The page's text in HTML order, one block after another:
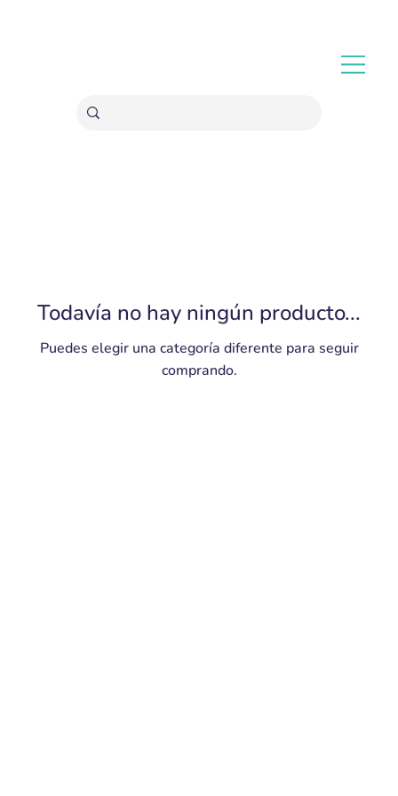
Todavía no hay ningún producto...
Puedes elegir una categoría diferente para seguir
comprando.